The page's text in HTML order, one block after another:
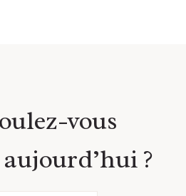
vous
?